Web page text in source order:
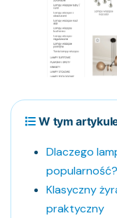
W tym
Dlaczego
popularność?
Klasyczny
praktyczny